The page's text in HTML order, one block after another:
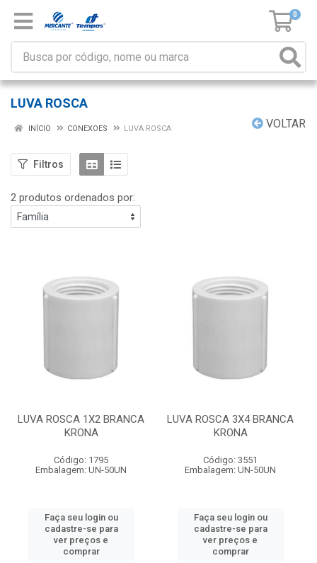
0
LUVA ROSCA
VOLTAR
INÍCIO CONEXOES LUVA ROSCA
Filtros
2 produtos ordenados por:
LUVA ROSCA 1X2 BRANCA
KRONA
Código: 1795
Embalagem: UN-50UN
Faça seu login ou
cadastre-se para
ver preços e
comprar
LUVA ROSCA 3X4 BRANCA
KRONA
Código: 3551
Embalagem: UN-50UN
Faça seu login ou
cadastre-se para
ver preços e
comprar